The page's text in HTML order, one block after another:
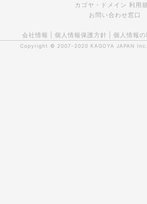
カゴヤ・ドメイン 利用
お問い合わせ窓口
会社情報 個人情報保護方針 個人情報
Copyright © 2007-2020 KAGOYA JAPAN Inc.